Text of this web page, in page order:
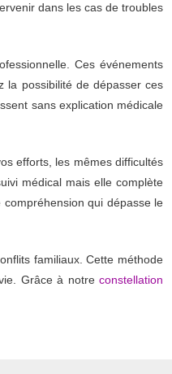
dans les cas de troubles
Ces événements
la possibilité de dépasser ces
sans explication médicale
efforts, les mêmes difficultés
médical mais elle complète
qui dépasse le
familiaux. Cette méthode
Grâce à notre constellation